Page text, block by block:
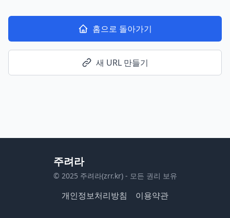
홈으로 돌아가기
새 URL 만들기
주려라
© 2025 주려라(zrr.kr) - 모든 권리 보유
개인정보처리방침 이용약관